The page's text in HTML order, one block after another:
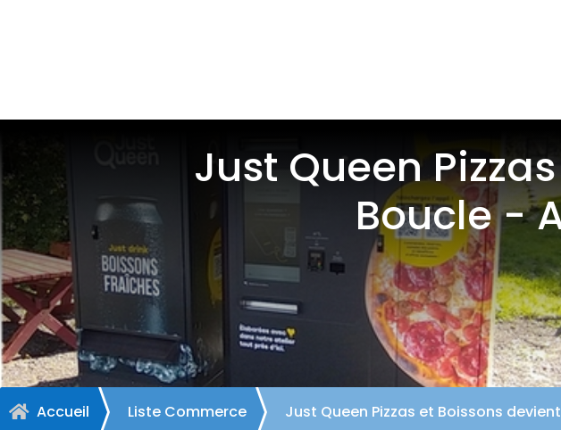
Just Queen
Boucle -
 Accueil Liste Commerce Just Queen Pizzas et Boissons devient